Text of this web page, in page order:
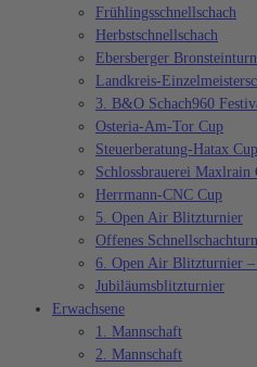
Frühlingsschnellschach
Herbstschnellschach
Ebersberger
Landkreis-
3. B&O Schach960
Osteria-Am-Tor Cup
Steuerberatung-Hatax Cup
Schlossbrauerei Maxlrain
Herrmann-CNC Cup
5. Open Air Blitzturnier
Offenes
6. Open Air Blitzturnier –
Jubiläumsblitzturnier
Erwachsene
1. Mannschaft
2. Mannschaft